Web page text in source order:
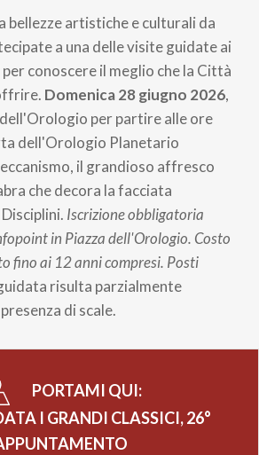
bellezze artistiche e culturali da
a una delle visite guidate ai
per conoscere il meglio che la Città
Domenica 28 giugno 2026,
per partire alle ore
dell'Orologio Planetario
il grandioso affresco
che decora la facciata
Iscrizione obbligatoria
in Piazza dell'Orologio. Costo
fino ai 12 anni compresi. Posti
risulta parzialmente
di scale.
PORTAMI QUI:
I GRANDI CLASSICI, 26°